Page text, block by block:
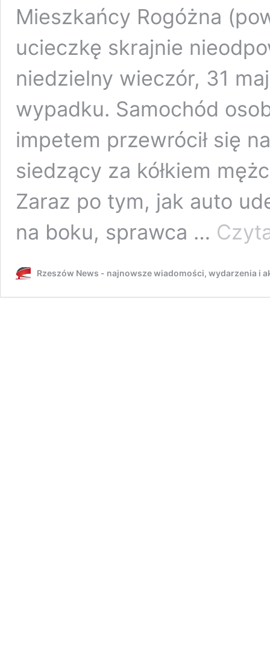
Mieszkańcy Rogóżna
ucieczkę skrajnie
niedzielny wieczór, 31
wypadku. Samochód
impetem przewrócił się
siedzący za kółkiem
Zaraz po tym, jak auto
na boku, sprawca …
Rzeszów News - najnowsze wiadomości, wydarzenia i